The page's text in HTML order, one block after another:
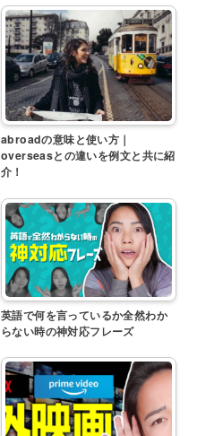
abroadの意味と使い方｜
overseasとの違いを例文と共に紹
介！
英語で何を言っているか全然わか
らない時の神対応フレーズ